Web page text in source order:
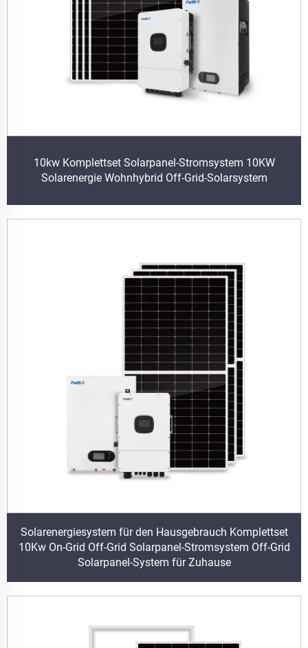
10kw Komplettset Solarpanel-Stromsystem 10KW
Solarenergie Wohnhybrid Off-Grid-Solarsystem
Solarenergiesystem für den Hausgebrauch Komplettset
10Kw On-Grid Off-Grid Solarpanel-Stromsystem Off-Grid
Solarpanel-System für Zuhause